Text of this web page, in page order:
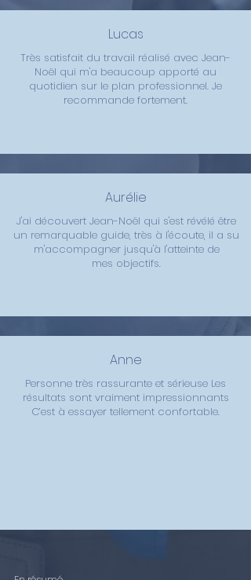
Lucas
Très satisfait du travail réalisé avec Jean-
Noël qui m'a beaucoup apporté au
quotidien sur le plan professionnel. Je
recommande fortement.
Aurélie
J'ai découvert Jean-Noël qui s'est révélé être
un remarquable guide, très à l'écoute, il a su
m'accompagner jusqu'à l'atteinte de
mes objectifs.
Anne
Personne très rassurante et sérieuse Les
résultats sont vraiment impressionnants
C’est à essayer tellement confortable.